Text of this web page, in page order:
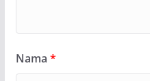
Nama *